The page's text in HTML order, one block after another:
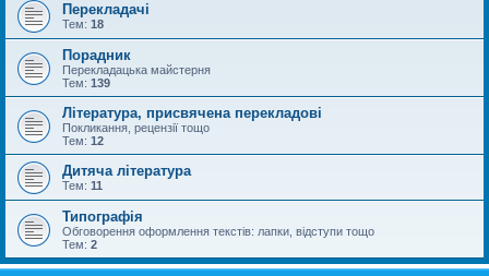
Перекладачі
Тем: 18
Порадник
Перекладацька майстерня
Тем: 139
Література, присвячена перекладові
Покликання, рецензії тощо
Тем: 12
Дитяча література
Тем: 11
Типографія
Обговорення оформлення текстів: лапки, відступи тощо
Тем: 2